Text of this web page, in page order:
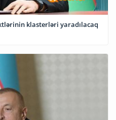
klasterləri yaradılacaq